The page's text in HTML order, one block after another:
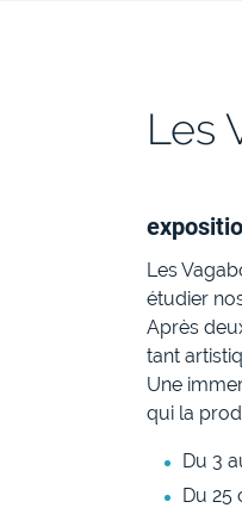
Les
Les
étudier
Après
tant
Une
qui la
Du 3
Du 25